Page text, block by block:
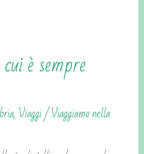
è sempre
, Viaggi/Viaggiamo nella